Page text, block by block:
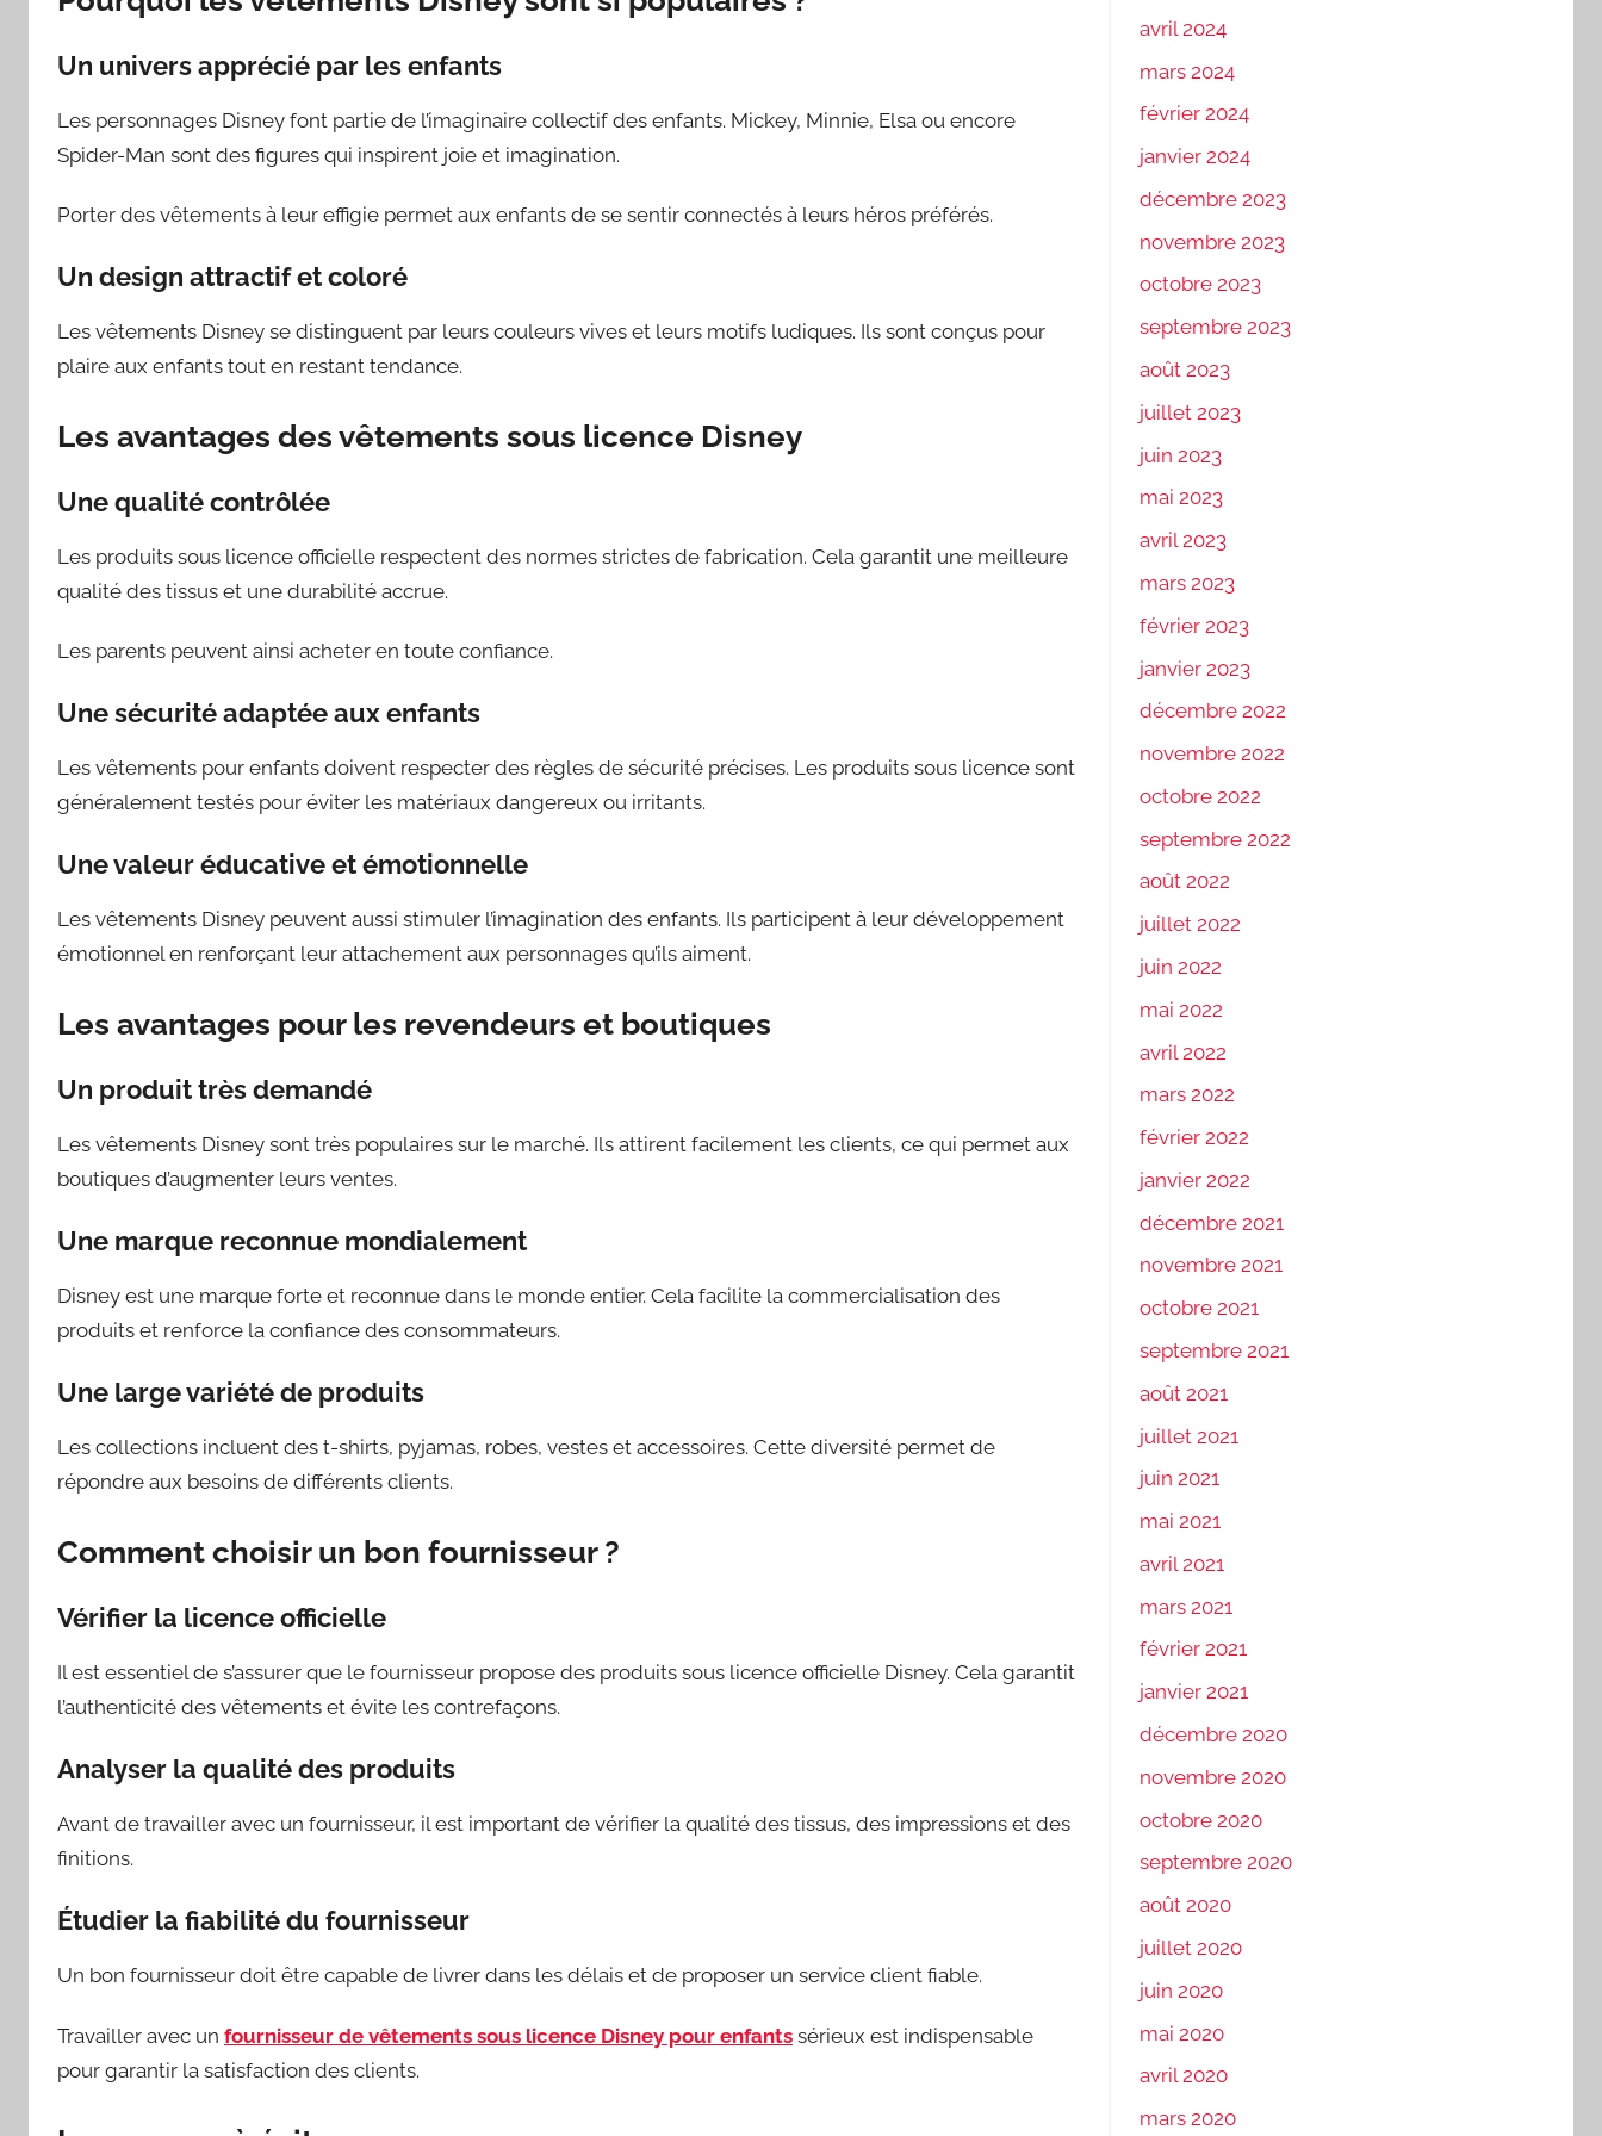
Un univers apprécié par les enfants
Les personnages Disney font partie de l’imaginaire collectif des enfants. Mickey, Minnie, Elsa ou encore
Spider-Man sont des figures qui inspirent joie et imagination.
Porter des vêtements à leur effigie permet aux enfants de se sentir connectés à leurs héros préférés.
Un design attractif et coloré
Les vêtements Disney se distinguent par leurs couleurs vives et leurs motifs ludiques. Ils sont conçus pour
plaire aux enfants tout en restant tendance.
Les avantages des vêtements sous licence Disney
Une qualité contrôlée
Les produits sous licence officielle respectent des normes strictes de fabrication. Cela garantit une meilleure
qualité des tissus et une durabilité accrue.
Les parents peuvent ainsi acheter en toute confiance.
Une sécurité adaptée aux enfants
Les vêtements pour enfants doivent respecter des règles de sécurité précises. Les produits sous licence sont
généralement testés pour éviter les matériaux dangereux ou irritants.
Une valeur éducative et émotionnelle
Les vêtements Disney peuvent aussi stimuler l’imagination des enfants. Ils participent à leur développement
émotionnel en renforçant leur attachement aux personnages qu’ils aiment.
Les avantages pour les revendeurs et boutiques
Un produit très demandé
Les vêtements Disney sont très populaires sur le marché. Ils attirent facilement les clients, ce qui permet aux
boutiques d’augmenter leurs ventes.
Une marque reconnue mondialement
Disney est une marque forte et reconnue dans le monde entier. Cela facilite la commercialisation des
produits et renforce la confiance des consommateurs.
Une large variété de produits
Les collections incluent des t-shirts, pyjamas, robes, vestes et accessoires. Cette diversité permet de
répondre aux besoins de différents clients.
Comment choisir un bon fournisseur ?
Vérifier la licence officielle
Il est essentiel de s’assurer que le fournisseur propose des produits sous licence officielle Disney. Cela garantit
l’authenticité des vêtements et évite les contrefaçons.
Analyser la qualité des produits
Avant de travailler avec un fournisseur, il est important de vérifier la qualité des tissus, des impressions et des
finitions.
Étudier la fiabilité du fournisseur
Un bon fournisseur doit être capable de livrer dans les délais et de proposer un service client fiable.
Travailler avec un fournisseur de vêtements sous licence Disney pour enfants sérieux est indispensable
pour garantir la satisfaction des clients.
avril 2024
mars 2024
février 2024
janvier 2024
décembre 2023
novembre 2023
octobre 2023
septembre 2023
août 2023
juillet 2023
juin 2023
mai 2023
avril 2023
mars 2023
février 2023
janvier 2023
décembre 2022
novembre 2022
octobre 2022
septembre 2022
août 2022
juillet 2022
juin 2022
mai 2022
avril 2022
mars 2022
février 2022
janvier 2022
décembre 2021
novembre 2021
octobre 2021
septembre 2021
août 2021
juillet 2021
juin 2021
mai 2021
avril 2021
mars 2021
février 2021
janvier 2021
décembre 2020
novembre 2020
octobre 2020
septembre 2020
août 2020
juillet 2020
juin 2020
mai 2020
avril 2020
mars 2020